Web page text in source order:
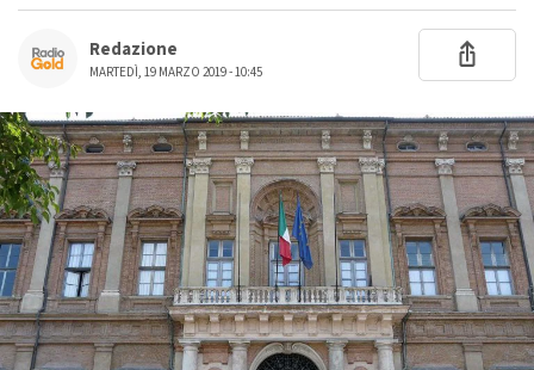
Redazione
MARTEDÌ, 19 MARZO 2019 - 10:45